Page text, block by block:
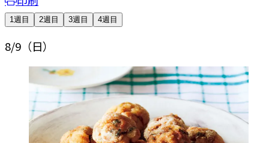
1週目 2週目 3週目 4週目
8/9 （日）